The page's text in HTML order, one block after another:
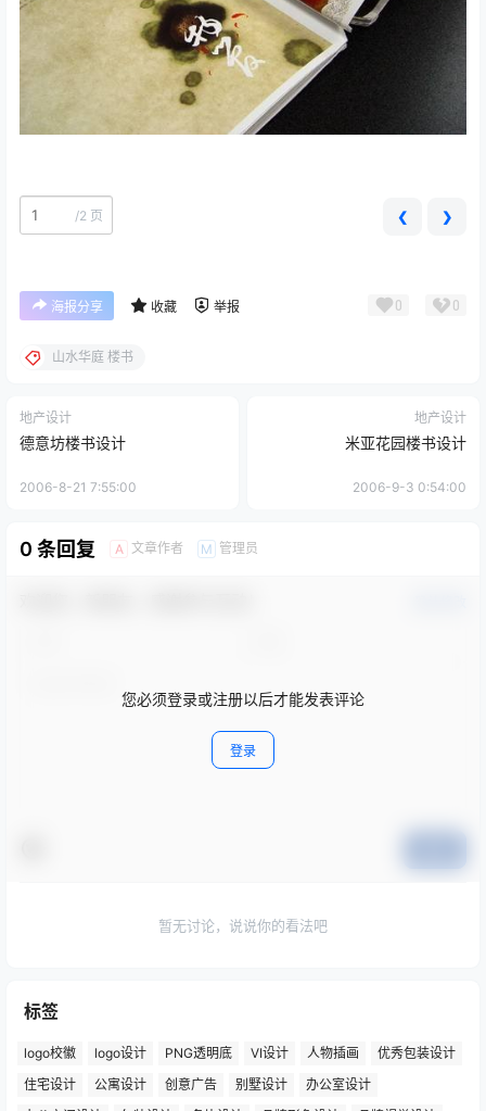
/2 页 ❮ ❯
海报分享 收藏 举报 0 0
山水华庭 楼书
地产设计
德意坊楼书设计
2006-8-21 7:55:00
地产设计
米亚花园楼书设计
2006-9-3 0:54:00
0 条回复 A 文章作者 M 管理员
您必须登录或注册以后才能发表评论
登录
暂无讨论，说说你的看法吧
标签
logo校徽 logo设计 PNG透明底 VI设计 人物插画
优秀包装设计
住宅设计
公寓设计 创意广告 别墅设计
办公室设计